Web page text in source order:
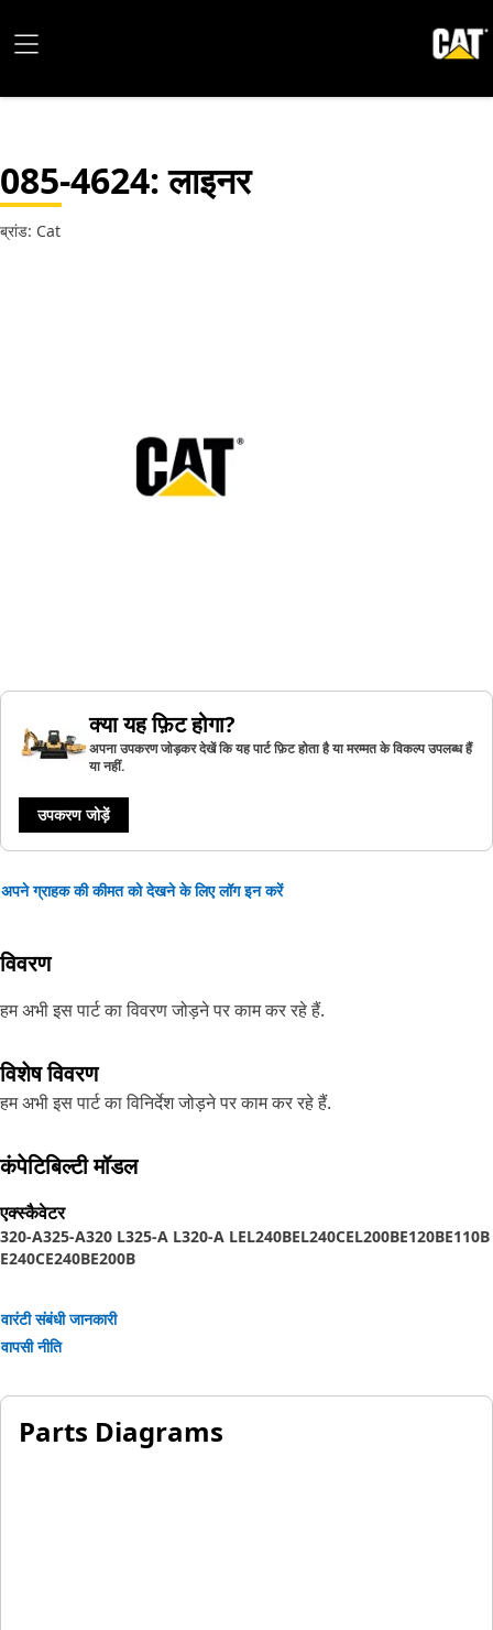
085-4624: लाइनर
ब्रांड: Cat
क्या यह फ़िट होगा?
अपना उपकरण जोड़कर देखें कि यह पार्ट फ़िट होता है या मरम्मत के विकल्प उपलब्ध हैं
या नहीं.
उपकरण जोड़ें
अपने ग्राहक की कीमत को देखने के लिए लॉग इन करें
विवरण
हम अभी इस पार्ट का विवरण जोड़ने पर काम कर रहे हैं.
विशेष विवरण
हम अभी इस पार्ट का विनिर्देश जोड़ने पर काम कर रहे हैं.
कंपेटिबिल्टी मॉडल
एक्स्कैवेटर
320-A325-A320 L325-A L320-A LEL240BEL240CEL200BE120BE110B
E240CE240BE200B
वारंटी संबंधी जानकारी
वापसी नीति
Parts Diagrams